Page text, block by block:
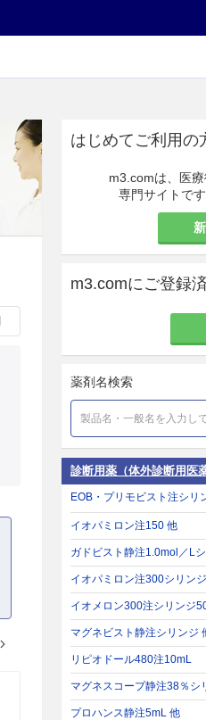
はじめてご利用の
m3.comは、医
専門サイトで
m3.comにご登録
薬剤名検索
診断用薬（体外診断用医
EOB・プリモビスト注シリ
イオパミロン注150 他
ガドビスト静注1.0mol／L
イオパミロン注300シリン
イオメロン300注シリンジ
マグネビスト静注シリンジ
リピオドール480注10mL
マグネスコープ静注38％シ
プロハンス静注5mL 他